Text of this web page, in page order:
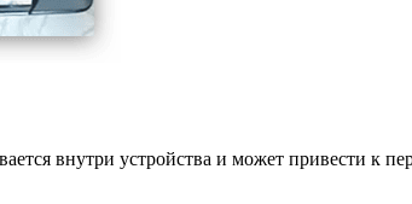
внутри устройства и может привести к